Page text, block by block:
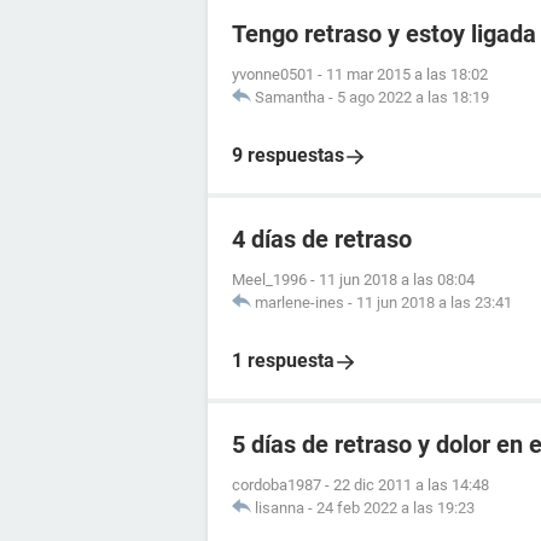
Tengo retraso y estoy ligada
yvonne0501 - 11 mar 2015 a las 18:02
Samantha - 5 ago 2022 a las 18:19
9 respuestas
4 días de retraso
Meel_1996 - 11 jun 2018 a las 08:04
marlene-ines - 11 jun 2018 a las 23:41
1 respuesta
5 días de retraso y dolor en
cordoba1987 - 22 dic 2011 a las 14:48
lisanna - 24 feb 2022 a las 19:23